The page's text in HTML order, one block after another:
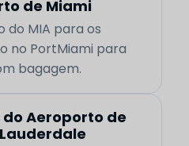
de Miami
do MIA para os
no PortMiami para
bagagem.
Aeroporto de